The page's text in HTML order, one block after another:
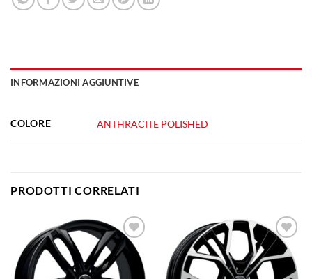
INFORMAZIONI AGGIUNTIVE
COLORE ANTHRACITE POLISHED
PRODOTTI CORRELATI
Aggiungi
alla lista
dei
desideri
Aggiungi
alla lista
dei
desideri